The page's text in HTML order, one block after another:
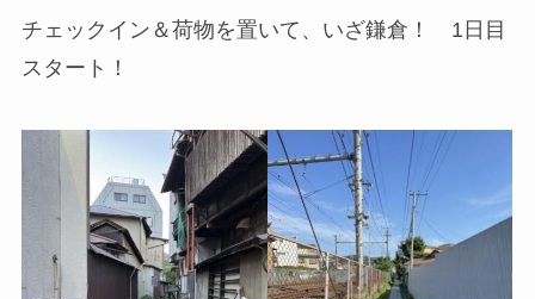
チェックイン＆荷物を置いて、いざ鎌倉！ 1日目
スタート！